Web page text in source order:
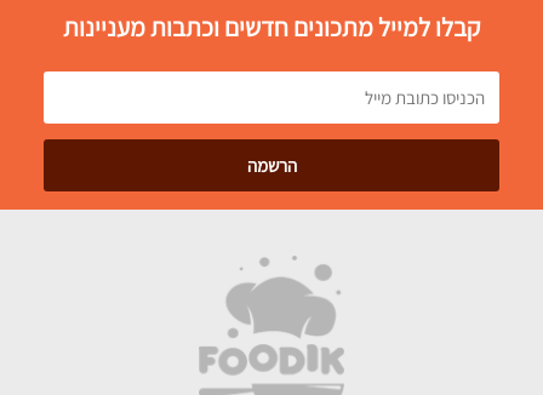
קבלו למייל מתכונים חדשים וכתבות מעניינות